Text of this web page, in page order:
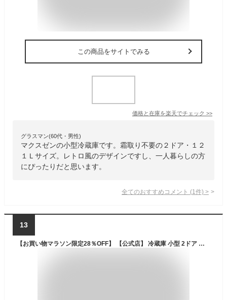
この商品をサイトでみる
価格と在庫を楽天でチェック >>
グラスマン(60代・男性)
マクスゼンの小型冷蔵庫です。霜取り不要の２ドア・１２
１Ｌサイズ。レトロ風のデザインですし、一人暮らしの方
にぴったりだと思います。
全てのおすすめコメント (1 件) >
13
【お買い物マラソン限定28％OFF】 【公式店】 冷蔵庫 小型 2ドア 霜取り不要 121L MAXZEN JR121HM01 コンパクト 大容量 新生活 ひとり暮らし 一人暮らし 自動霜取り 右開き オフィス 単身 おしゃれ 白 ホワイト グレー マクスゼン レビューCP1000